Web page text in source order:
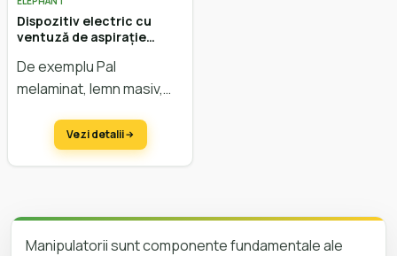
Dispozitiv electric cu
ventuză de aspirație
panourile neaerisite
De exemplu Pal
melaminat, lemn masiv,
Vezi detalii
Manipulatorii sunt componente fundamentale ale